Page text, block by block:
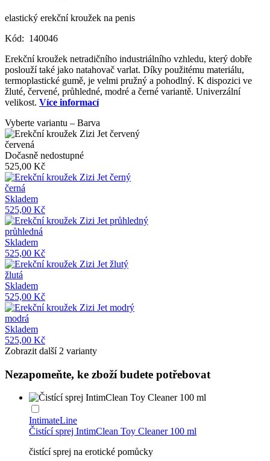
elastický erekční kroužek na penis
Kód: 140046
Erekční kroužek netradičního industriálního vzhledu, který dobře
poslouží také jako natahovač varlat. Díky použitému materiálu,
termoplastické gumě, je velmi pružný a pohodlný. K dispozici ve
žluté, červené, průhledné, modré a černé variantě. Univerzální
velikost. Více informací
Vyberte variantu – Barva
červená
Dočasně nedostupné
525,00 Kč
černá
Skladem
525,00 Kč
průhledná
Skladem
525,00 Kč
žlutá
Skladem
525,00 Kč
modrá
Skladem
525,00 Kč
Zobrazit další 2 varianty
Nezapomeňte, ke zboží budete potřebovat
IntimateLine
Čistící sprej IntimClean Toy Cleaner 100 ml
čistící sprej na erotické pomůcky